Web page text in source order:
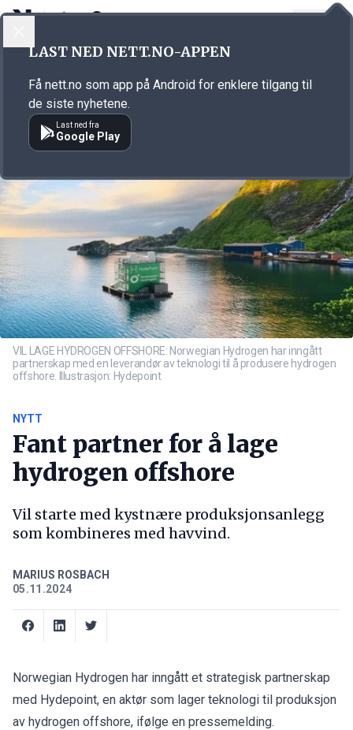
Annonsørinnhold
VIL LAGE HYDROGEN OFFSHORE: Norwegian Hydrogen har inngått
partnerskap med en leverandør av teknologi til å produsere hydrogen
offshore. Illustrasjon: Hydepoint
NYTT
Fant partner for å lage
hydrogen offshore
Vil starte med kystnære produksjonsanlegg
som kombineres med havvind.
MARIUS ROSBACH
05.11.2024
Norwegian Hydrogen har inngått et strategisk partnerskap
med Hydepoint, en aktør som lager teknologi til produksjon
av hydrogen offshore, ifølge en pressemelding.
LAST NED NETT.NO-APPEN
Få nett.no som app på Android for enklere tilgang til
de siste nyhetene.
Last ned fra
Google Play